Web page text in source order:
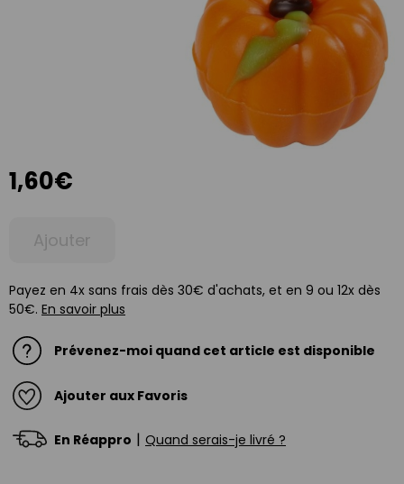
1,60€
Ajouter
Payez en 4x sans frais dès 30€ d'achats, et en 9 ou 12x dès
50€. En savoir plus
Prévenez-moi quand cet article est disponible
Ajouter aux Favoris
En Réappro | Quand serais-je livré ?